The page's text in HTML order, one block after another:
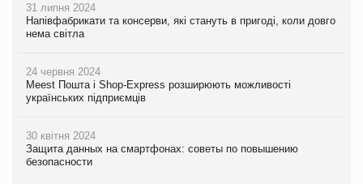
31 липня 2024
Напівфабрикати та консерви, які стануть в пригоді, коли довго
нема світла
24 червня 2024
Meest Пошта і Shop-Express розширюють можливості
українських підприємців
30 квітня 2024
Защита данных на смартфонах: советы по повышению
безопасности